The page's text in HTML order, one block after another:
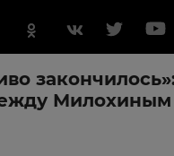
Милохиным